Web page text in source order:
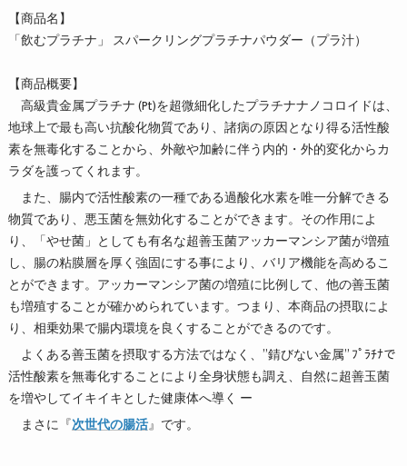
【商品名】
「飲むプラチナ」 スパークリングプラチナパウダー（プラ汁）
【商品概要】
高級貴金属プラチナ (Pt)を超微細化したプラチナナノコロイドは、
地球上で最も高い抗酸化物質であり、諸病の原因となり得る活性酸
素を無毒化することから、外敵や加齢に伴う内的・外的変化からカ
ラダを護ってくれます。
また、腸内で活性酸素の一種である過酸化水素を唯一分解できる
物質であり、悪玉菌を無効化することができます。その作用によ
り、「やせ菌」としても有名な超善玉菌アッカーマンシア菌が増殖
し、腸の粘膜層を厚く強固にする事により、バリア機能を高めるこ
とができます。アッカーマンシア菌の増殖に比例して、他の善玉菌
も増殖することが確かめられています。つまり、本商品の摂取によ
り、相乗効果で腸内環境を良くすることができるのです。
よくある善玉菌を摂取する方法ではなく、”錆びない金属” ﾌﾟﾗﾁﾅで
活性酸素を無毒化することにより全身状態も調え、自然に超善玉菌
を増やしてイキイキとした健康体へ導く ー
まさに『次世代の腸活』です。